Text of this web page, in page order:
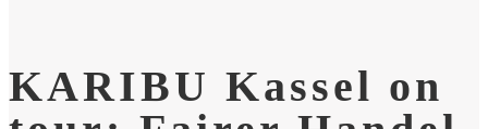
KARIBU Kassel on